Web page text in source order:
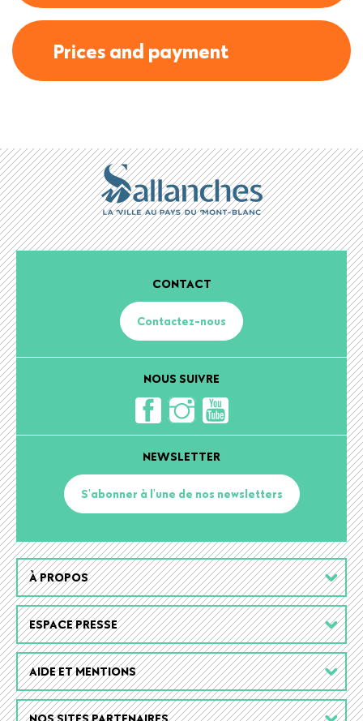
Prices and payment
CONTACT
Contactez-nous
NOUS SUIVRE
NEWSLETTER
S'abonner à l'une de nos newsletters
Footer
menu
À PROPOS
ESPACE PRESSE
AIDE ET MENTIONS